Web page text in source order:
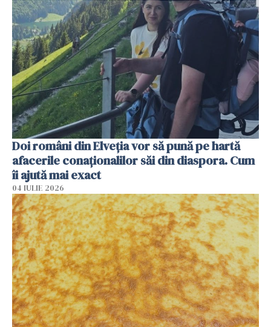
Doi români din Elveția vor să pună pe hartă
afacerile conaționalilor săi din diaspora. Cum
îi ajută mai exact
04 IULIE 2026